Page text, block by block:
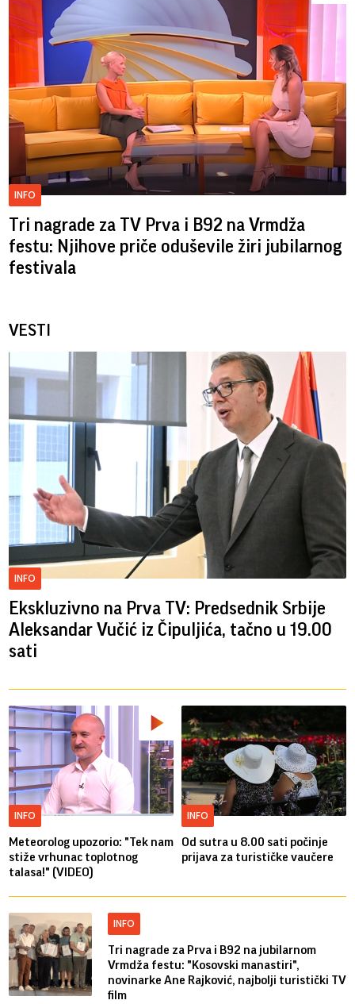
INFO
Tri nagrade za TV Prva i B92 na Vrmdža
festu: Njihove priče oduševile žiri jubilarnog
festivala
VESTI
INFO
Ekskluzivno na Prva TV: Predsednik Srbije
Aleksandar Vučić iz Čipuljića, tačno u 19.00
sati
INFO
Meteorolog upozorio: "Tek nam
stiže vrhunac toplotnog
talasa!" (VIDEO)
INFO
Od sutra u 8.00 sati počinje
prijava za turističke vaučere
INFO
Tri nagrade za Prva i B92 na jubilarnom
Vrmdža festu: "Kosovski manastiri",
novinarke Ane Rajković, najbolji turistički TV
film